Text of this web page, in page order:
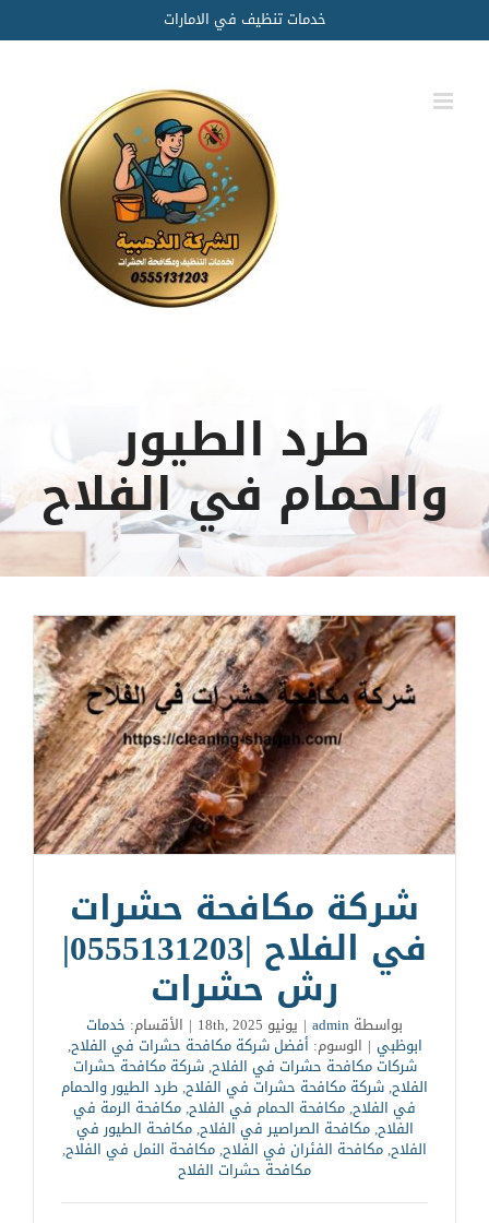
to
content
خدمات تنظيف في الامارات
طرد الطيور
والحمام في الفلاح
شركة مكافحة حشرات
في الفلاح |0555131203|
رش حشرات
بواسطة admin
| يونيو 18th, 2025 | الأقسام: خدمات
ابوظبي | الوسوم: أفضل شركة مكافحة حشرات في الفلاح,
شركات مكافحة حشرات في الفلاح,شركة مكافحة حشرات
الفلاح,شركة مكافحة حشرات في الفلاح,طرد الطيور والحمام
في الفلاح,مكافحة الحمام في الفلاح,مكافحة الرمة في
الفلاح,مكافحة الصراصير في الفلاح,مكافحة الطيور في
الفلاح,مكافحة الفئران في الفلاح,مكافحة النمل في الفلاح,
مكافحة حشرات الفلاح